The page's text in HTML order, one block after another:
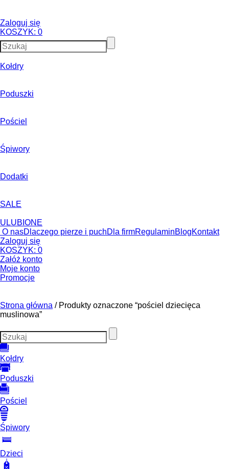
Zaloguj się
KOSZYK: 0
Kołdry
Poduszki
Pościel
Śpiwory
Dodatki
SALE
ULUBIONE
O nasDlaczego pierze i puchDla firmRegulaminBlogKontakt
Zaloguj się
KOSZYK: 0
Załóż konto
Moje konto
Promocje
Strona główna / Produkty oznaczone “pościel dziecięca
muslinowa”
Kołdry
Poduszki
Pościel
Śpiwory
Dzieci